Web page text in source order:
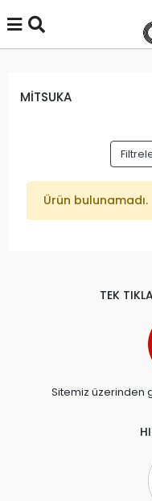
MİTSUKA
Ürün bulunamadı.
TEK
Sitemiz üzerinden